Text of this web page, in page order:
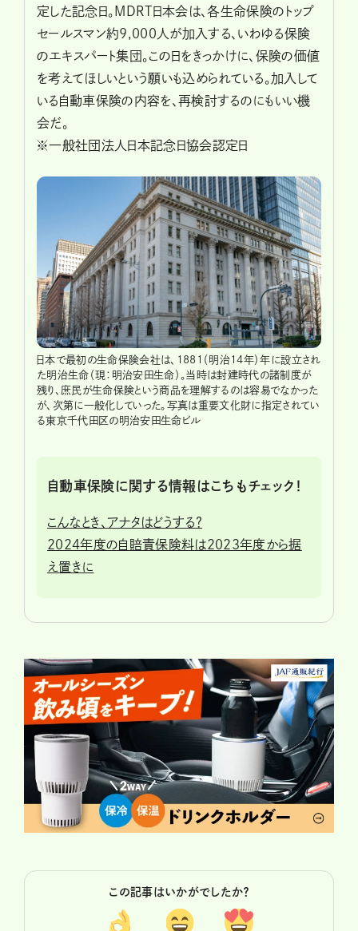
定した記念日。MDRT日本会は、各生命保険のトップ
セールスマン約9,000人が加入する、いわゆる保険
のエキスパート集団。この日をきっかけに、保険の価値
を考えてほしいという願いも込められている。加入して
いる自動車保険の内容を、再検討するのにもいい機
会だ。
※一般社団法人日本記念日協会認定日
日本で最初の生命保険会社は、1881（明治14年）年に設立され
た明治生命（現：明治安田生命）。当時は封建時代の諸制度が
残り、庶民が生命保険という商品を理解するのは容易でなかった
が、次第に一般化していった。写真は重要文化財に指定されてい
る東京千代田区の明治安田生命ビル
自動車保険に関する情報はこちもチェック！
こんなとき、アナタはどうする？
2024年度の自賠責保険料は2023年度から据
え置きに
この記事はいかがでしたか？